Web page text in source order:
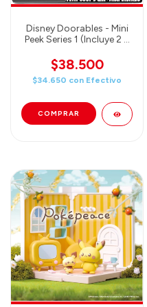
Disney Doorables - Mini
Peek Series 1 (Incluye 2 o
figures)
$38.500
$34.650 con Efectivo